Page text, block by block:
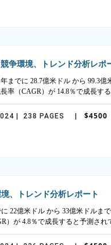
争環境、トレンド分析レポ
までに 28.7億米ドル から 99.3億
率（CAGR）が 14.8％で成長す
| 238 PAGES | $4500
、トレンド分析レポート
22億米ドル から 33億米ドルま
が 4.8％で成長すると予測され